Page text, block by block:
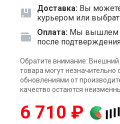
Доставка: Вы
курьером или
Оплата: Мы вышлем
после
Обратите внимание:
товара могут незначительно
обновлениями от
качество остаются
6 710 ₽